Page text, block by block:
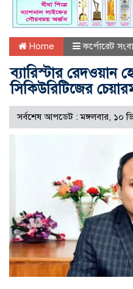
Home কর্পোরেট
ব্যারিস্টার
সিকিউরিটিজের
সর্বশেষ আপডেট : মঙ্গলবার, ১০